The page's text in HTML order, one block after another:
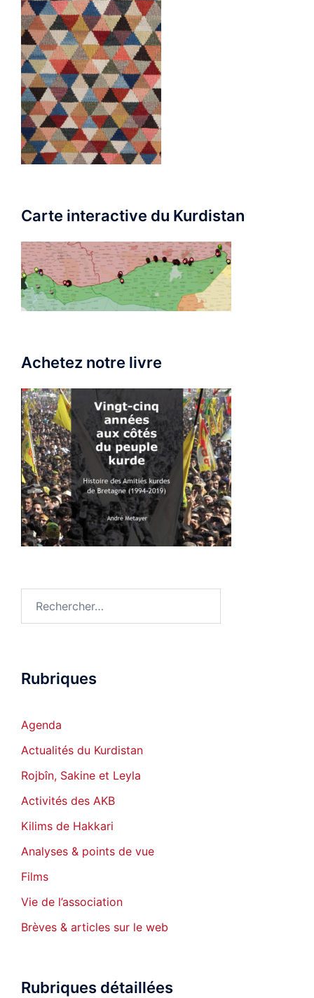
Carte interactive du Kurdistan
Achetez notre livre
Rubriques
Agenda
Actualités du Kurdistan
Rojbîn, Sakine et Leyla
Activités des AKB
Kilims de Hakkari
Analyses & points de vue
Films
Vie de l’association
Brèves & articles sur le web
Rubriques détaillées